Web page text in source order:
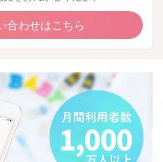
合わせはこちら